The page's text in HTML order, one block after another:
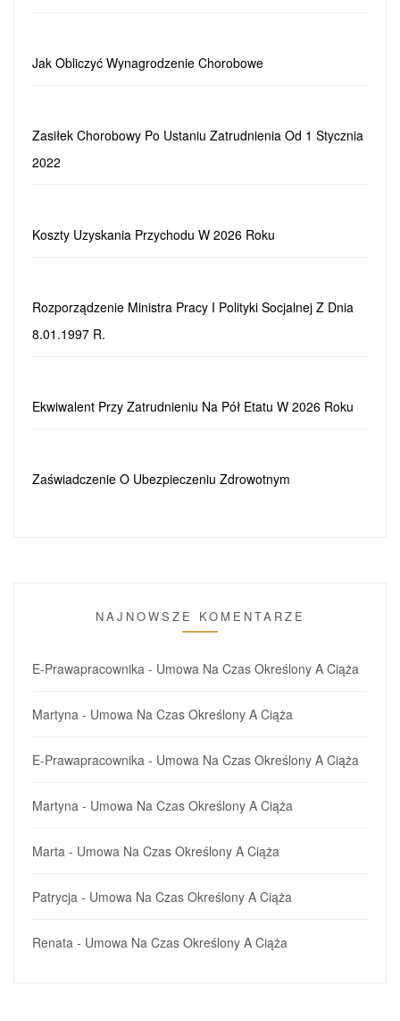
Jak Obliczyć Wynagrodzenie Chorobowe
Zasiłek Chorobowy Po Ustaniu Zatrudnienia Od 1 Stycznia
2022
Koszty Uzyskania Przychodu W 2026 Roku
Rozporządzenie Ministra Pracy I Polityki Socjalnej Z Dnia
8.01.1997 R.
Ekwiwalent Przy Zatrudnieniu Na Pół Etatu W 2026 Roku
Zaświadczenie O Ubezpieczeniu Zdrowotnym
NAJNOWSZE KOMENTARZE
E-Prawapracownika - Umowa Na Czas Określony A Ciąża
Martyna - Umowa Na Czas Określony A Ciąża
E-Prawapracownika - Umowa Na Czas Określony A Ciąża
Martyna - Umowa Na Czas Określony A Ciąża
Marta - Umowa Na Czas Określony A Ciąża
Patrycja - Umowa Na Czas Określony A Ciąża
Renata - Umowa Na Czas Określony A Ciąża